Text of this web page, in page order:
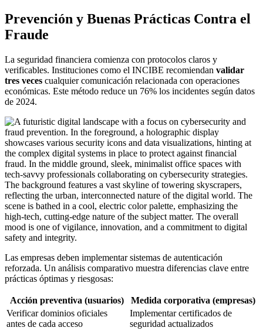
Prevención y Buenas Prácticas Contra el
Fraude
La seguridad financiera comienza con protocolos claros y
verificables. Instituciones como el INCIBE recomiendan validar
tres veces cualquier comunicación relacionada con operaciones
económicas. Este método reduce un 76% los incidentes según datos
de 2024.
Las empresas deben implementar sistemas de autenticación
reforzada. Un análisis comparativo muestra diferencias clave entre
prácticas óptimas y riesgosas:
Acción preventiva (usuarios)
Medida corporativa (empresas)
Verificar dominios oficiales
antes de cada acceso
Implementar certificados de
seguridad actualizados